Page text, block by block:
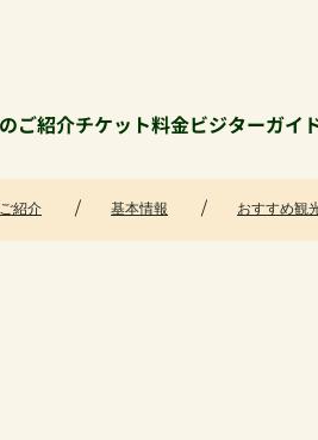
ご紹介チケット料金ビジターガイ
紹介 基本情報 おすすめ観